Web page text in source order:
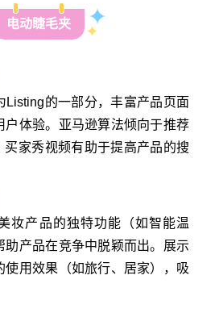
电动睫毛夹
Listing的一部分，丰富产品页面
户体验。亚马逊算法倾向于推荐
买家秀视频有助于提高产品的搜
妆产品的独特功能（如智能温
助产品在竞争中脱颖而出。展示
使用效果（如旅行、居家），吸